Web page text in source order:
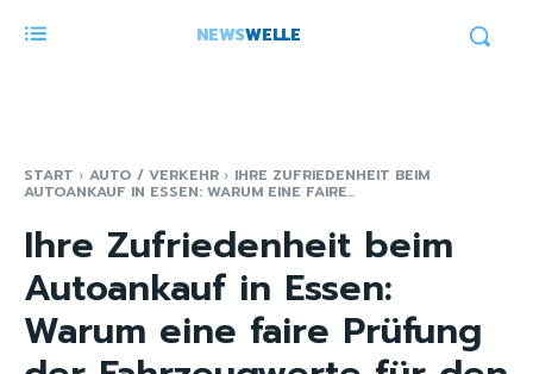
NEWSWELLE
START AUTO / VERKEHR IHRE ZUFRIEDENHEIT BEIM
AUTOANKAUF IN ESSEN: WARUM EINE FAIRE...
Ihre Zufriedenheit beim
Autoankauf in Essen:
Warum eine faire Prüfung